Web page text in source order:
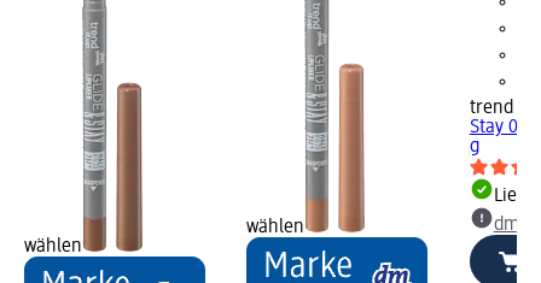
wählen
wählen
trend !t
Stay
g
dm